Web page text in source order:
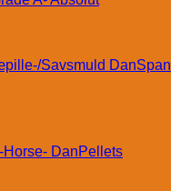
DanSpan
DanPellets